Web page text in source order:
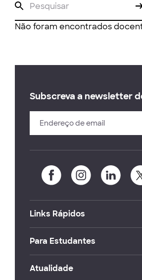
Não foram encontrados
Subscreva a newsletter
Links Rápidos
Para Estudantes
Atualidade